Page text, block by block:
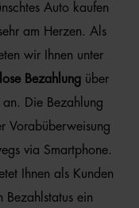
Auto kaufen
am Herzen. Als
wir Ihnen unter
Bezahlung über
Die Bezahlung
Vorabüberweisung
via Smartphone.
Ihnen als Kunden
Bezahlstatus ein